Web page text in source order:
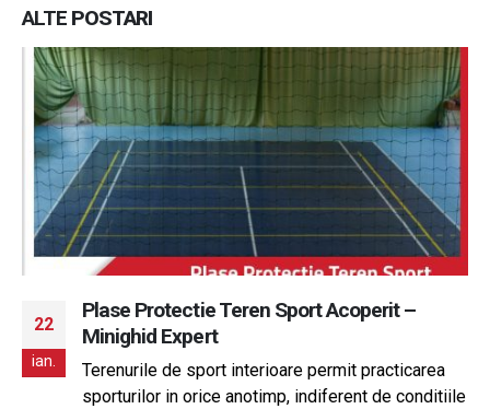
ALTE POSTARI
22
ian.
Plase Protectie Teren Sport Acoperit –
Minighid Expert
Terenurile de sport interioare permit practicarea
sporturilor in orice anotimp, indiferent de conditiile